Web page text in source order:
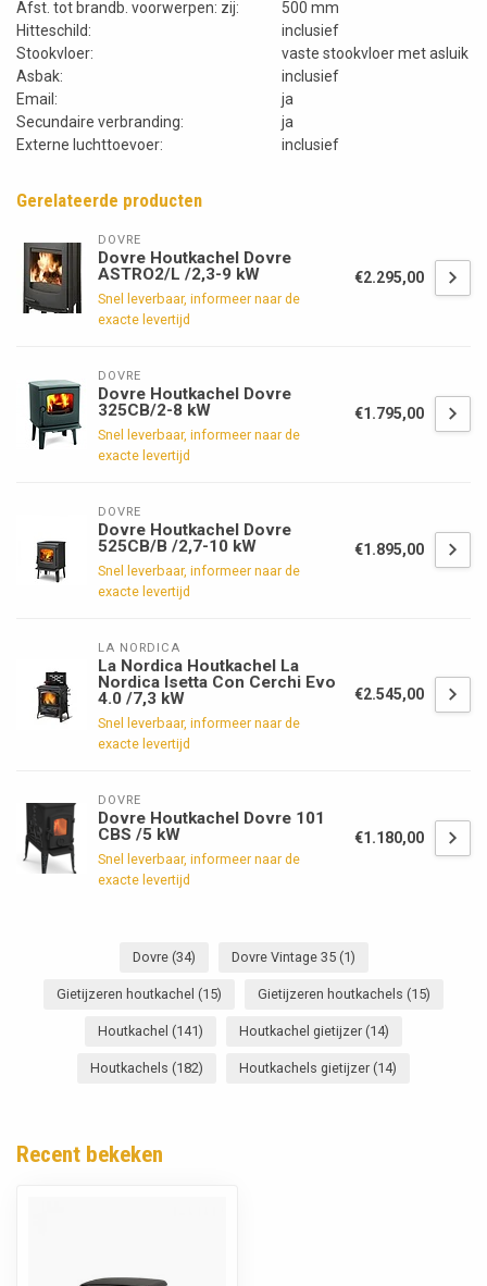
Afst. tot brandb. voorwerpen: zij:
500 mm
Hitteschild:
inclusief
Stookvloer:
vaste stookvloer met asluik
Asbak:
inclusief
Email:
ja
Secundaire verbranding:
ja
Externe luchttoevoer:
inclusief
Gerelateerde producten
DOVRE
Dovre Houtkachel Dovre
ASTRO2/L /2,3-9 kW
Snel leverbaar, informeer naar de
exacte levertijd
€2.295,00
DOVRE
Dovre Houtkachel Dovre
325CB/2-8 kW
Snel leverbaar, informeer naar de
exacte levertijd
€1.795,00
DOVRE
Dovre Houtkachel Dovre
525CB/B /2,7-10 kW
Snel leverbaar, informeer naar de
exacte levertijd
€1.895,00
LA NORDICA
La Nordica Houtkachel La
Nordica Isetta Con Cerchi Evo
4.0 /7,3 kW
Snel leverbaar, informeer naar de
exacte levertijd
€2.545,00
DOVRE
Dovre Houtkachel Dovre 101
CBS /5 kW
Snel leverbaar, informeer naar de
exacte levertijd
€1.180,00
Dovre (34) Dovre Vintage 35 (1)
Gietijzeren houtkachel (15) Gietijzeren houtkachels (15)
Houtkachel (141) Houtkachel gietijzer (14)
Houtkachels (182) Houtkachels gietijzer (14)
Recent bekeken